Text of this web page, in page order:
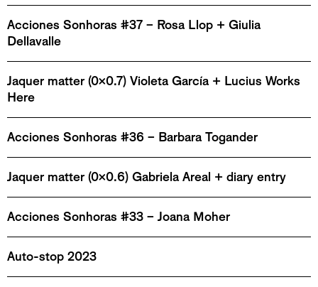
Acciones Sonhoras #37 – Rosa Llop + Giulia
Dellavalle
Jaquer matter (0x0.7) Violeta García + Lucius Works
Here
Acciones Sonhoras #36 – Barbara Togander
Jaquer matter (0x0.6) Gabriela Areal + diary entry
Acciones Sonhoras #33 – Joana Moher
Auto-stop 2023